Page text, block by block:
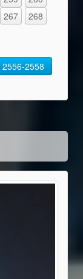
267
268
2558